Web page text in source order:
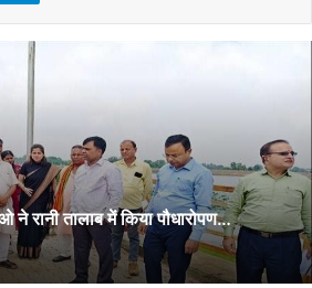
रानी तालाब में किया पौधारोपण…